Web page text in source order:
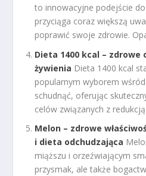
to innowacyjne podejście
przyciąga coraz większą
poprawić swoje zdrowie.
Dieta 1400 kcal – zdrowe
żywienia Dieta 1400 kcal
popularnym wyborem
schudnąć, oferując
celów związanych z
Melon – zdrowe
i dieta odchudzająca
miąższu i orzeźwiającym
przysmak, ale także